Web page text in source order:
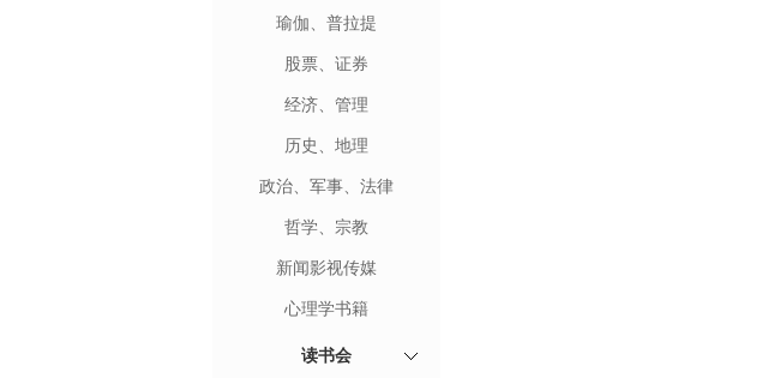
瑜伽、普拉提
股票、证券
经济、管理
历史、地理
政治、军事、法律
哲学、宗教
新闻影视传媒
心理学书籍
读书会